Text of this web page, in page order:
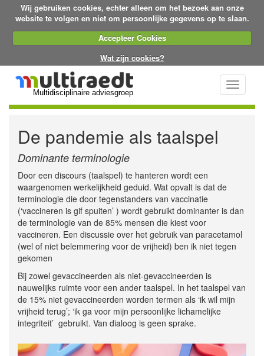
Wij gebruiken cookies, echter alleen om het bezoek aan onze
website te volgen en niet om persoonlijke gegevens op te slaan.
Accepteer Cookies
Wat zijn cookies?
Multidisciplinaire adviesgroep
Toggle
De pandemie als taalspel
Dominante terminologie
Door een discours (taalspel) te hanteren wordt een
waargenomen werkelijkheid geduid. Wat opvalt is dat de
terminologie die door tegenstanders van vaccinatie
(‘vaccineren is gif spuiten’ ) wordt gebruikt dominanter is dan
de terminologie van de 85% mensen die kiest voor
vaccineren. Een discussie over het gebruik van paracetamol
(wel of niet belemmering voor de vrijheid) ben ik niet tegen
gekomen
Bij zowel gevaccineerden als niet-gevaccineerden is
nauwelijks ruimte voor een ander taalspel. In het taalspel van
de 15% niet gevaccineerden worden termen als ‘ik wil mijn
vrijheid terug’; ‘ik ga voor mijn persoonlijke lichamelijke
integriteit’ gebruikt. Van dialoog is geen sprake.